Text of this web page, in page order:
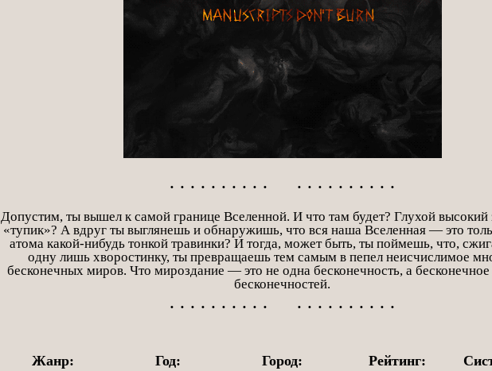
• • • • • • • • • • • • • • • • • • • •
Допустим, ты вышел к самой границе Вселенной. И что там будет? Глухой высокий
«тупик»? А вдруг ты выглянешь и обнаружишь, что вся наша Вселенная — это
атома какой-нибудь тонкой травинки? И тогда, может быть, ты поймешь, что,
одну лишь хворостинку, ты превращаешь тем самым в пепел неисчислимое
бесконечных миров. Что мироздание — это не одна бесконечность, а
бесконечностей.
• • • • • • • • • • • • • • • • • • • •
Жанр: Год: Город: Рейтинг: